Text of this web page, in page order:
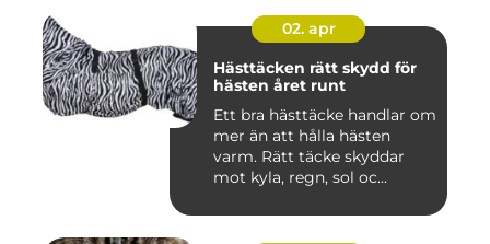
02. apr
Hästtäcken rätt skydd för
hästen året runt
Ett bra hästtäcke handlar om
mer än att hålla hästen
varm. Rätt täcke skyddar
mot kyla, regn, sol oc...